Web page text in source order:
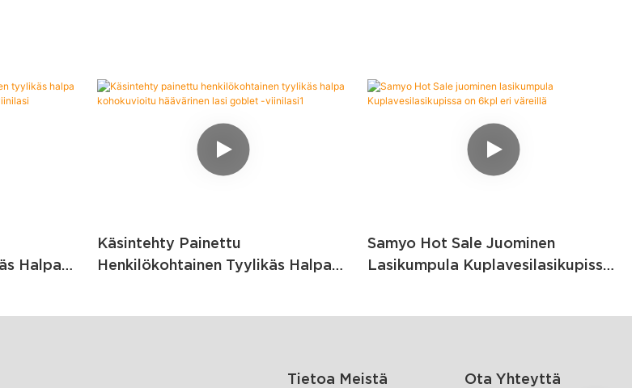
Halpa
Käsintehty Painettu
Henkilökohtainen Tyylikäs Halpa
Samyo Hot Sale Juominen
Lasikumpula Kuplavesilasikupissa
Tietoa Meistä Ota Yhteyttä